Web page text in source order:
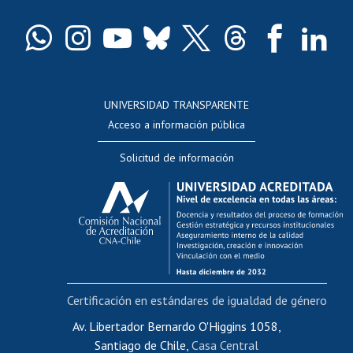
Docentes
Evaluación docente
Calificación académica
Postulación al AUCAI
Funcionarias/os
Cursos internos de capacitación
Bienestar del personal
Portal de movilidad interna
Certificado de renta
Certificado de renta honorarios
UNIVERSIDAD TRANSPARENTE
Acceso a información pública
Solicitud de información
Av. Libertador Bernardo O'Higgins 1058,
Santiago de Chile, Casa Central
Certificación en estándares de igualdad de género